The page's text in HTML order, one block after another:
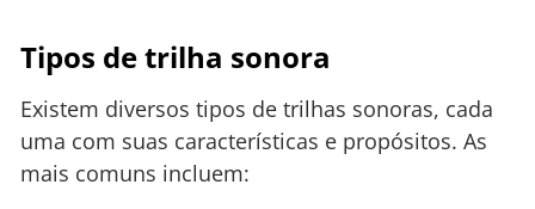
Tipos de trilha sonora
Existem diversos tipos de trilhas sonoras, cada
uma com suas características e propósitos. As
mais comuns incluem: